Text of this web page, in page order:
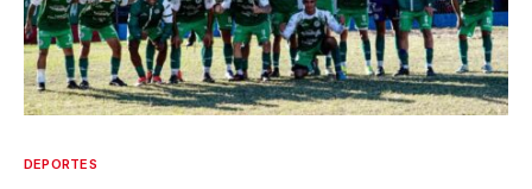
DEPORTES